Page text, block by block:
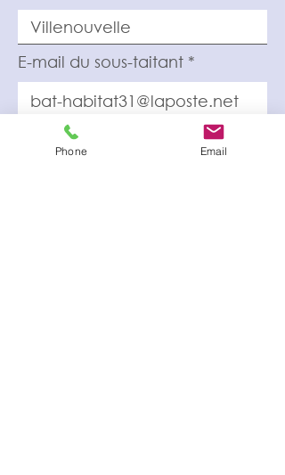
E-mail du sous-taitant
Année attestation
Phone Email